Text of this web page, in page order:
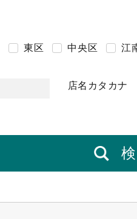
東区 中央区 江
店名カタカナ